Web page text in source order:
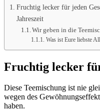
Fruchtig lecker für jeden
Jahreszeit
Wir geben in die
Was ist Eure liebste
Fruchtig lecker
Diese Teemischung ist nie
wegen des
haben.